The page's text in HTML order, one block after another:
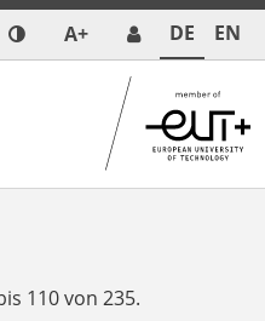
A+ DE EN
110 von 235.